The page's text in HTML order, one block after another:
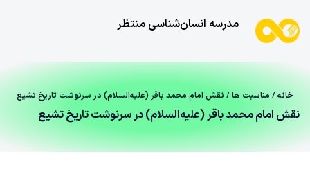
مدرسه انسان‌شناسی منتظر
خانه/ مناسبت ها/ نقش امام محمد باقر (علیه‌السلام) در سرنوشت تاریخ تشیع
نقش امام محمد باقر (علیه‌السلام) در سرنوشت تاریخ تشیع